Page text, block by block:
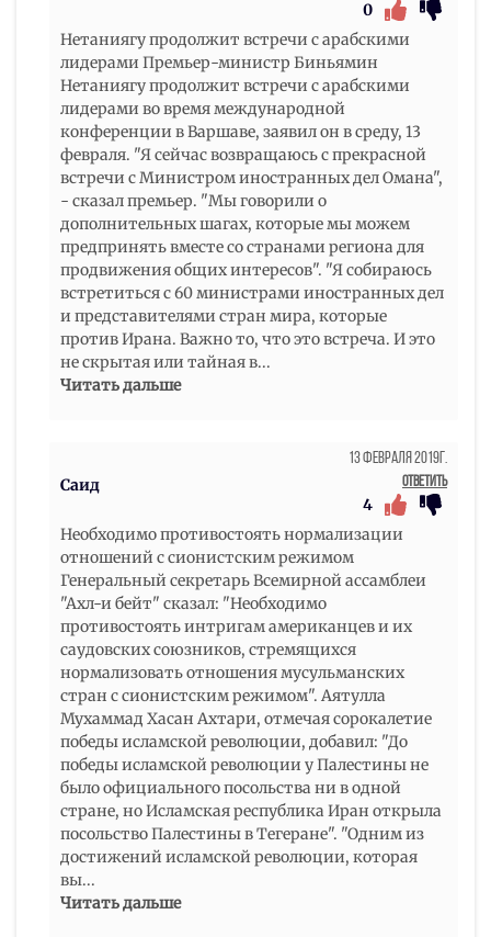
0
Нетаниягу продолжит встречи с арабскими
лидерами Премьер-министр Биньямин
Нетаниягу продолжит встречи с арабскими
лидерами во время международной
конференции в Варшаве, заявил он в среду, 13
февраля. "Я сейчас возвращаюсь с прекрасной
встречи с Министром иностранных дел Омана",
- сказал премьер. "Мы говорили о
дополнительных шагах, которые мы можем
предпринять вместе со странами региона для
продвижения общих интересов". "Я собираюсь
встретиться с 60 министрами иностранных дел
и представителями стран мира, которые
против Ирана. Важно то, что это встреча. И это
не скрытая или тайная в...
Читать дальше
Саид
13 Февраля 2019г.
Ответить
4
Необходимо противостоять нормализации
отношений с сионистским режимом
Генеральный секретарь Всемирной ассамблеи
"Ахл-и бейт" сказал: "Необходимо
противостоять интригам американцев и их
саудовских союзников, стремящихся
нормализовать отношения мусульманских
стран с сионистским режимом". Аятулла
Мухаммад Хасан Ахтари, отмечая сорокалетие
победы исламской революции, добавил: "До
победы исламской революции у Палестины не
было официального посольства ни в одной
стране, но Исламская республика Иран открыла
посольство Палестины в Тегеране". "Одним из
достижений исламской революции, которая
вы...
Читать дальше